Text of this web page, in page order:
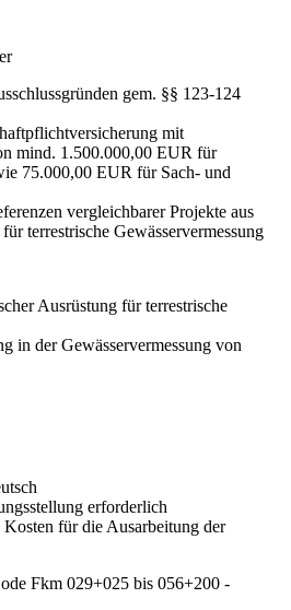
gem. §§ 123-124
mit
mind. 1.500.000,00 EUR für
75.000,00 EUR für Sach- und
vergleichbarer Projekte aus
terrestrische Gewässervermessung
Ausrüstung für terrestrische
in der Gewässervermessung von
erforderlich
für die Ausarbeitung der
Fkm 029+025 bis 056+200 -